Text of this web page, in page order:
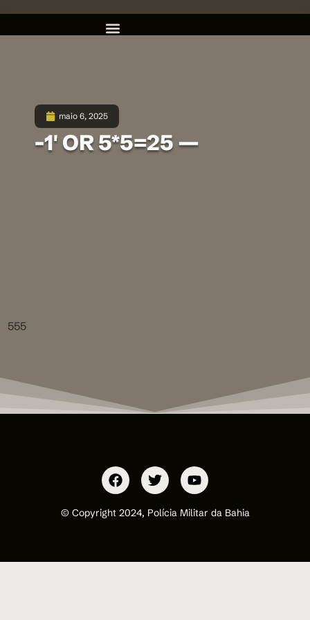
maio 6, 2025
-1′ OR 5*5=25 —
555
© Copyright 2024, Polícia Militar da Bahia